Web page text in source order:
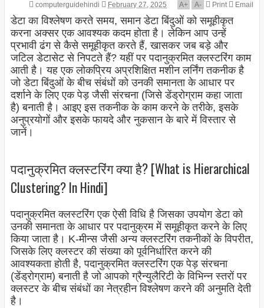
computerguidehindi February 27, 2025 A+ A- Print Email
डेटा का विश्लेषण करते समय, समान डेटा बिंदुओं को समूहीकृत
करना अक्सर एक आवश्यक कदम होता है। लेकिन आप उन्हें
प्रभावी ढंग से कैसे समूहीकृत करते हैं, खासकर जब बड़े और
जटिल डेटासेट से निपटते हैं? यहीं पर पदानुक्रमित क्लस्टरिंग काम
आती है। यह एक लोकप्रिय अप्रशिक्षित मशीन लर्निंग तकनीक है
जो डेटा बिंदुओं के बीच संबंधों को उनकी समानता के आधार पर
दर्शाने के लिए एक पेड़ जैसी संरचना (जिसे डेंड्रोग्राम कहा जाता
है) बनाती है। आइए इस तकनीक के काम करने के तरीके, इसके
अनुप्रयोगों और इसके फायदे और नुकसान के बारे में विस्तार से
जानें।
पदानुक्रमित क्लस्टरिंग क्या है? [What is Hierarchical
Clustering? In Hindi]
पदानुक्रमित क्लस्टरिंग एक ऐसी विधि है जिसका उपयोग डेटा को
उनकी समानता के आधार पर पदानुक्रम में समूहीकृत करने के लिए
किया जाता है। K-मीन्स जैसी अन्य क्लस्टरिंग तकनीकों के विपरीत,
जिसके लिए क्लस्टर की संख्या को पूर्वनिर्धारित करने की
आवश्यकता होती है, पदानुक्रमित क्लस्टरिंग एक पेड़ संरचना
(डेंड्रोग्राम) बनाती है जो आपको ग्रैन्युलैरिटी के विभिन्न स्तरों पर
क्लस्टर के बीच संबंधों का नेत्रहीन विश्लेषण करने की अनुमति देती
है।